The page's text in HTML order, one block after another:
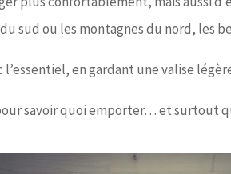
sud ou les montagnes du nord, les
en gardant une valise
savoir quoi emporter… et surtout